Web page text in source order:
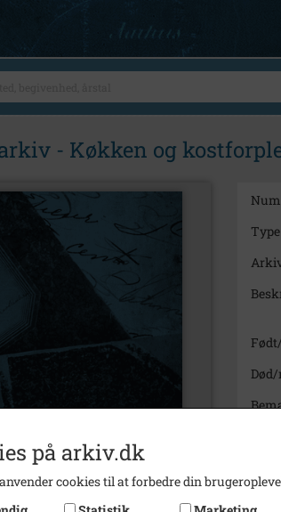
- Køkken og
Type
på arkiv.dk
cookies til at forbedre din